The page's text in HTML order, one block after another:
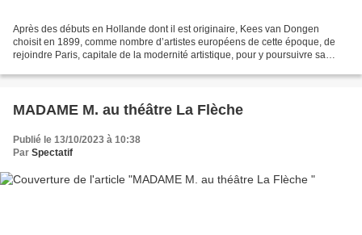
Après des débuts en Hollande dont il est originaire, Kees van Dongen
choisit en 1899, comme nombre d’artistes européens de cette époque, de
rejoindre Paris, capitale de la modernité artistique, pour y poursuivre sa
MADAME M. au théâtre La Flèche
Publié le 13/10/2023 à 10:38
Par Spectatif